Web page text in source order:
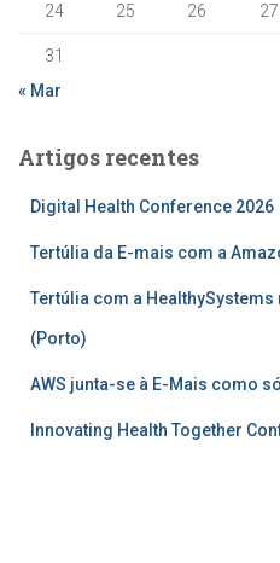
24 25 26 27
31
« Mar
Artigos recentes
Digital Health Conference 2026
Tertúlia da E-mais com a
Tertúlia com a
(Porto)
AWS junta-se à E-Mais como
Innovating Health Together